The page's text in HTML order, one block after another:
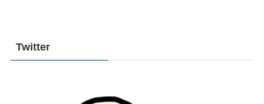
Twitter